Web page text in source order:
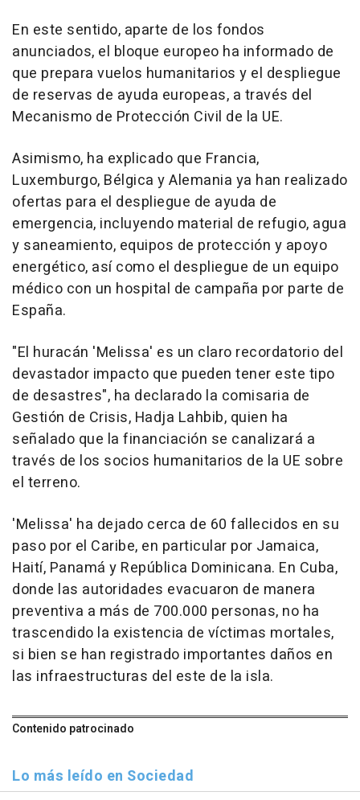
En este sentido, aparte de los fondos
anunciados, el bloque europeo ha informado de
que prepara vuelos humanitarios y el despliegue
de reservas de ayuda europeas, a través del
Mecanismo de Protección Civil de la UE.
Asimismo, ha explicado que Francia,
Luxemburgo, Bélgica y Alemania ya han realizado
ofertas para el despliegue de ayuda de
emergencia, incluyendo material de refugio, agua
y saneamiento, equipos de protección y apoyo
energético, así como el despliegue de un equipo
médico con un hospital de campaña por parte de
España.
"El huracán 'Melissa' es un claro recordatorio del
devastador impacto que pueden tener este tipo
de desastres", ha declarado la comisaria de
Gestión de Crisis, Hadja Lahbib, quien ha
señalado que la financiación se canalizará a
través de los socios humanitarios de la UE sobre
el terreno.
'Melissa' ha dejado cerca de 60 fallecidos en su
paso por el Caribe, en particular por Jamaica,
Haití, Panamá y República Dominicana. En Cuba,
donde las autoridades evacuaron de manera
preventiva a más de 700.000 personas, no ha
trascendido la existencia de víctimas mortales,
si bien se han registrado importantes daños en
las infraestructuras del este de la isla.
Contenido patrocinado
Lo más leído en Sociedad